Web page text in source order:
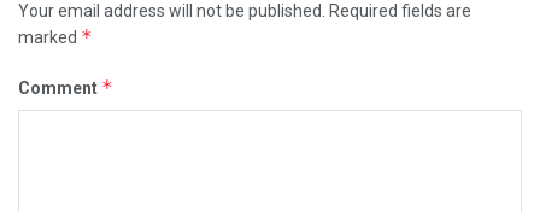
Your email address will not be published. Required fields are
marked *
Comment *